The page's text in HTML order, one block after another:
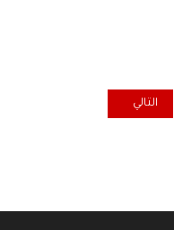
المقال التالي: مهرجان
التالي